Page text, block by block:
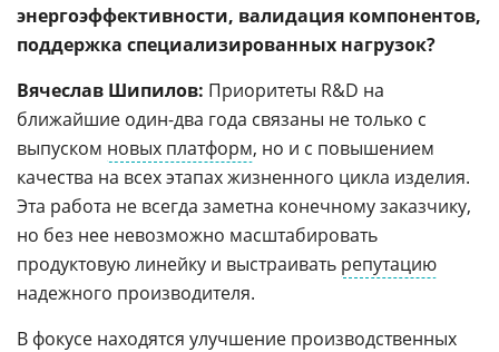
энергоэффективности, валидация компонентов,
поддержка специализированных нагрузок?
Вячеслав Шипилов: Приоритеты R&D на
ближайшие один-два года связаны не только с
выпуском новых платформ, но и с повышением
качества на всех этапах жизненного цикла изделия.
Эта работа не всегда заметна конечному заказчику,
но без нее невозможно масштабировать
продуктовую линейку и выстраивать репутацию
надежного производителя.
В фокусе находятся улучшение производственных